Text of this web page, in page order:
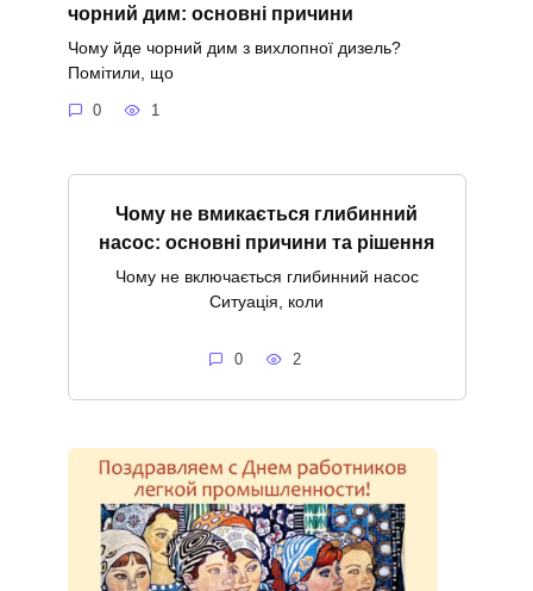
чорний дим: основні причини
Чому йде чорний дим з вихлопної дизель?
Помітили, що
0 1
Чому не вмикається глибинний
насос: основні причини та рішення
Чому не включається глибинний насос
Ситуація, коли
0 2